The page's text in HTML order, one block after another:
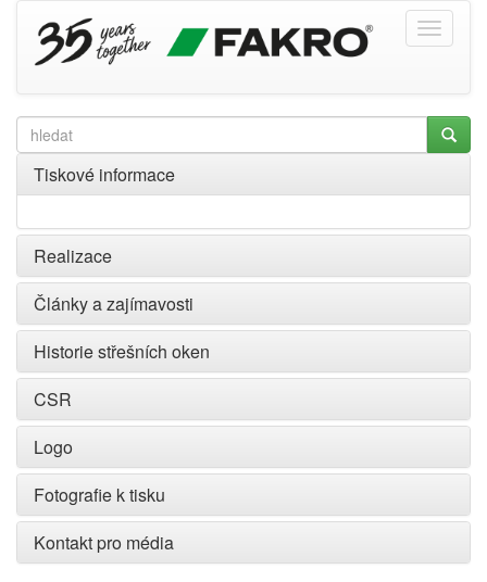
Tiskové informace
Realizace
Články a zajímavosti
Historie střešních oken
CSR
Logo
Fotografie k tisku
Kontakt pro média